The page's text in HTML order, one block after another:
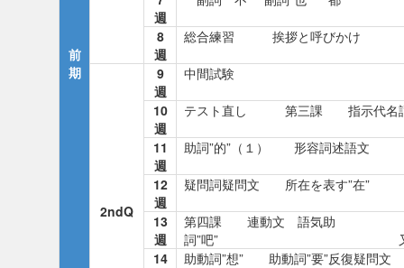
前
期
週
8
週
総合練習 挨拶と呼びかけ
2ndQ
9
週
中間試験
10
週
テスト直し 第三課 指示代名
11
週
助詞”的”（１） 形容詞述語文
12
週
疑問詞疑問文 所在を表す”在”
13
週
第四課 連動文 語気助
詞”吧” 又.～
14
助動詞”想” 助動詞”要”反復疑問文